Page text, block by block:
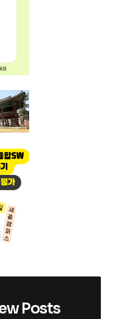
Posts